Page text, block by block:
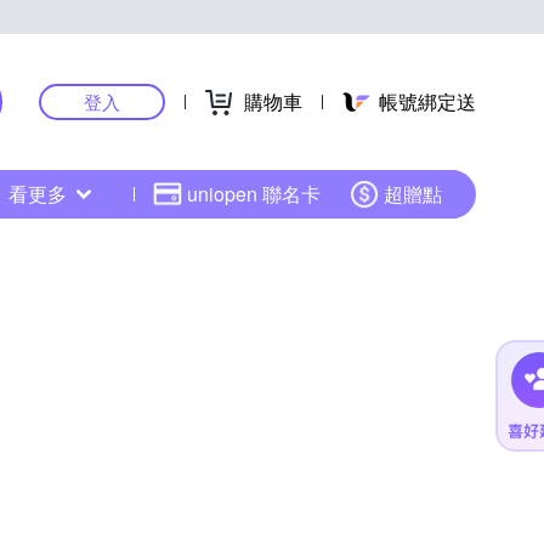
登入 購物車 帳號綁定送
看更多 uniopen 聯名卡 超贈點